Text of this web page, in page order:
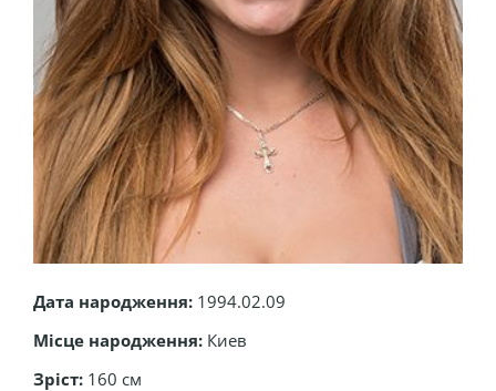
Дата народження: 1994.02.09
Місце народження: Киев
Зріст: 160 см